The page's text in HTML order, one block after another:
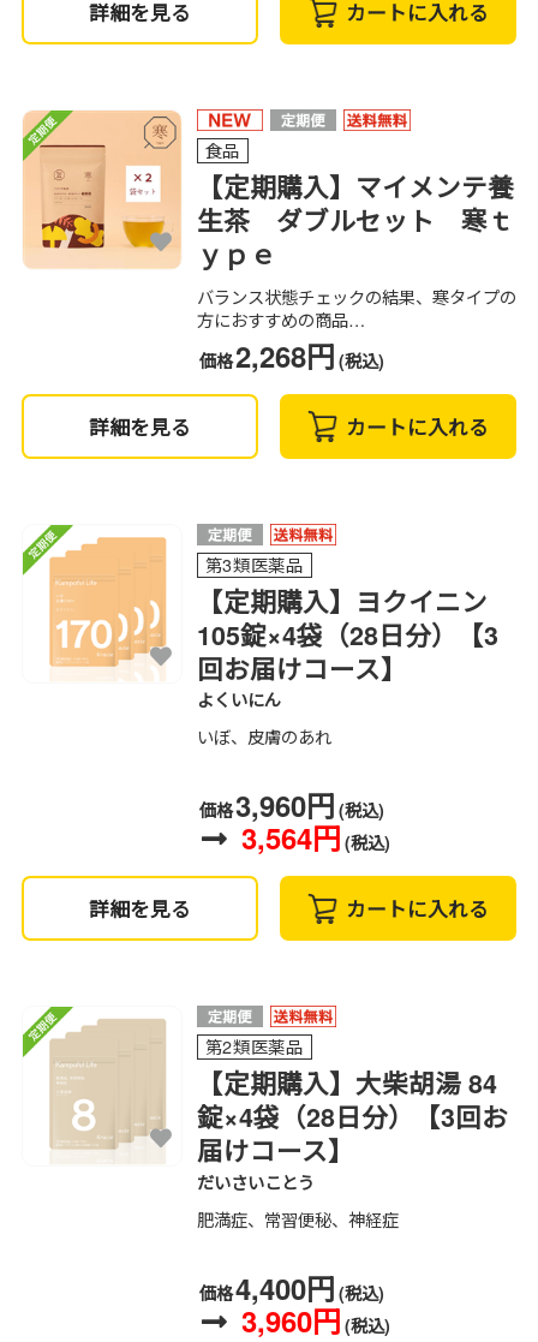
詳細を見る カートに入れる
食品
【定期購入】マイメンテ養
生茶 ダブルセット 寒ｔ
ｙｐｅ
バランス状態チェックの結果、寒タイプの
方におすすめの商品…
価格2,268円 (税込)
詳細を見る カートに入れる
第3類医薬品
【定期購入】ヨクイニン
105錠×4袋（28日分）【3
回お届けコース】
よくいにん
いぼ、皮膚のあれ
価格3,960円 (税込)
3,564円 (税込)
詳細を見る カートに入れる
第2類医薬品
【定期購入】大柴胡湯 84
錠×4袋（28日分）【3回お
届けコース】
だいさいことう
肥満症、常習便秘、神経症
価格4,400円 (税込)
3,960円 (税込)